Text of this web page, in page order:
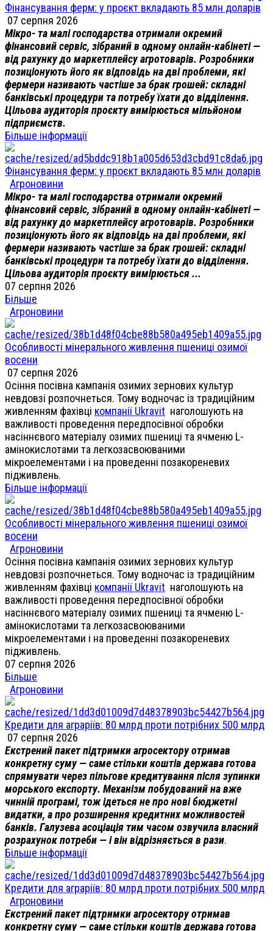
Фінансування ферм: у проєкт вкладають 85 млн доларів
07 серпня 2026
Мікро- та малі господарства отримали окремий
фінансовий сервіс, зібраний в одному онлайн-кабінеті —
від рахунку до маркетплейсу агротоварів. Розробники
позиціонують його як відповідь на дві проблеми, які
фермери називають частіше за брак грошей: складні
банківські процедури та потребу їхати до відділення.
Цільова аудиторія проєкту вимірюється мільйоном
підприємств.
Більше інформації
Фінансування ферм: у проєкт вкладають 85 млн доларів
Агроновини
Мікро- та малі господарства отримали окремий
фінансовий сервіс, зібраний в одному онлайн-кабінеті —
від рахунку до маркетплейсу агротоварів. Розробники
позиціонують його як відповідь на дві проблеми, які
фермери називають частіше за брак грошей: складні
банківські процедури та потребу їхати до відділення.
Цільова аудиторія проєкту вимірюється ...
07 серпня 2026
Більше
Агроновини
Особливості мінерального живлення пшениці озимої
восени
07 серпня 2026
Осіння посівна кампанія озимих зернових культур
невдовзі розпочнеться. Тому водночас із традиційним
живленням фахівці компанії Ukravit наголошують на
важливості проведення передпосівної обробки
насіннєвого матеріалу озимих пшениці та ячменю L-
амінокислотами та легкозасвоюваними
мікроелементами і на проведенні позакореневих
підживлень.
Більше інформації
Особливості мінерального живлення пшениці озимої
восени
Агроновини
Осіння посівна кампанія озимих зернових культур
невдовзі розпочнеться. Тому водночас із традиційним
живленням фахівці компанії Ukravit наголошують на
важливості проведення передпосівної обробки
насіннєвого матеріалу озимих пшениці та ячменю L-
амінокислотами та легкозасвоюваними
мікроелементами і на проведенні позакореневих
підживлень.
07 серпня 2026
Більше
Агроновини
Кредити для аграріїв: 80 млрд проти потрібних 500 млрд
07 серпня 2026
Екстрений пакет підтримки агросектору отримав
конкретну суму — саме стільки коштів держава готова
спрямувати через пільгове кредитування після зупинки
морського експорту. Механізм побудований на вже
чинній програмі, тож ідеться не про нові бюджетні
видатки, а про розширення кредитних можливостей
банків. Галузева асоціація тим часом озвучила власний
розрахунок потреби — і він відрізняється в рази.
Більше інформації
Кредити для аграріїв: 80 млрд проти потрібних 500 млрд
Агроновини
Екстрений пакет підтримки агросектору отримав
конкретну суму — саме стільки коштів держава готова